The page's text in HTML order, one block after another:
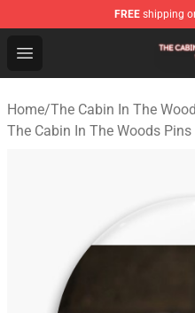
FREE shipping
Open menu
The Cabin In The
Home/The Cabin In The
The Cabin In The Woods Pins